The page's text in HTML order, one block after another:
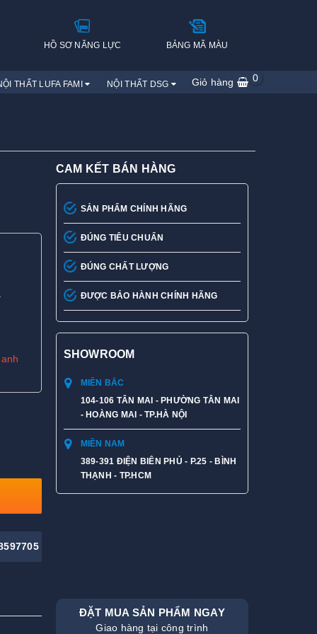
HỒ SƠ NĂNG LỰC BẢNG MÃ MÀU
THẤT LUFA FAMI NỘI THẤT DSG Giỏ hàng 0
CAM KẾT BÁN HÀNG
SẢN PHẨM CHÍNH HÃNG
ĐÚNG TIÊU CHUẨN
ĐÚNG CHẤT LƯỢNG
ĐƯỢC BẢO HÀNH CHÍNH HÃNG
SHOWROOM
MIỀN BẮC
104-106 TÂN MAI - PHƯỜNG TÂN MAI
- HOÀNG MAI - TP.HÀ NỘI
MIỀN NAM
389-391 ĐIỆN BIÊN PHỦ - P.25 - BÌNH
THẠNH - TP.HCM
ĐẶT MUA SẢN PHẨM NGAY
Giao hàng tại công trình